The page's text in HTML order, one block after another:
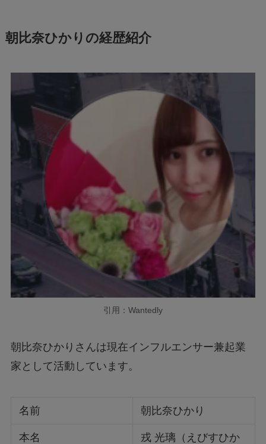
朝比奈ひかりの経歴紹介
引用：Wantedly
朝比奈ひかりさんは現在インフルエンサー兼起業
家として活動しています。
名前 朝比奈ひかり
本名
戎 光璃（えびすひか